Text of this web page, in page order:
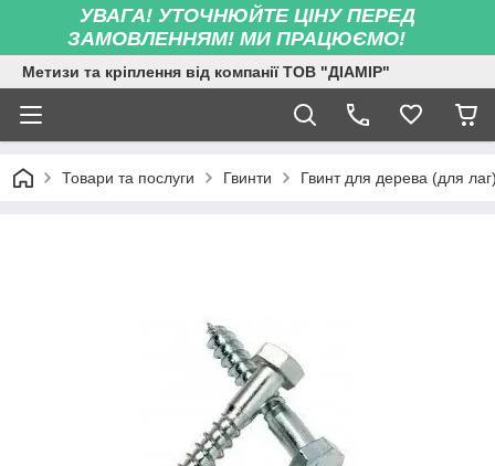
УВАГА! УТОЧНЮЙТЕ ЦІНУ ПЕРЕД
ЗАМОВЛЕННЯМ! МИ ПРАЦЮЄМО!
Метизи та кріплення від компанії ТОВ "ДІАМІР"
Товари та послуги Гвинти Гвинт для дерева (для